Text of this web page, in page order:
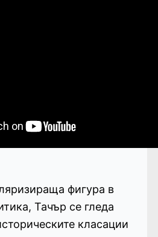
фигура в
Тачър се гледа
класации